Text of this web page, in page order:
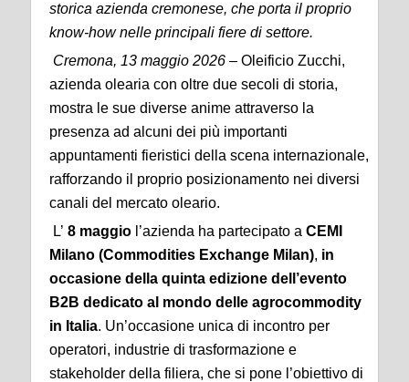
storica azienda cremonese, che porta il proprio
know-how nelle principali fiere di settore.
Cremona, 13 maggio 2026 – Oleificio Zucchi,
azienda olearia con oltre due secoli di storia,
mostra le sue diverse anime attraverso la
presenza ad alcuni dei più importanti
appuntamenti fieristici della scena internazionale,
rafforzando il proprio posizionamento nei diversi
canali del mercato oleario.
L’ 8 maggio l’azienda ha partecipato a CEMI
Milano (Commodities Exchange Milan), in
occasione della quinta edizione dell’evento
B2B dedicato al mondo delle agrocommodity
in Italia. Un’occasione unica di incontro per
operatori, industrie di trasformazione e
stakeholder della filiera, che si pone l’obiettivo di